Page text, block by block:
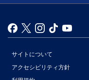
サイトについて
アクセシビリティ方針